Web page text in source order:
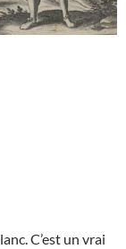
C’est un vrai